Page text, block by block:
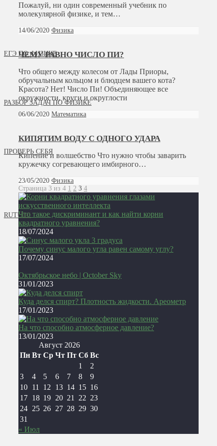
ЕГЭ ПО ФИЗИКЕ
РАЗБОР ЗАДАЧ ПО ФИЗИКЕ
ПРОВЕРЬ СЕБЯ
RUTUBE
Пожалуй, ни один современный учебник по
молекулярной физике, и тем…
14/06/2020 Физика
ЧЕМУ РАВНО ЧИСЛО ПИ?
Что общего между колесом от Лады Приоры,
обручальным кольцом и блюдцем вашего кота?
Красота? Нет! Число Пи! Объединяющее все
окружности, круги и округлости
06/06/2020 Математика
КИПЯТИМ ВОДУ С ОДНОГО УДАРА
Кипение и волшебство Что нужно чтобы заварить
кружечку согревающего имбирного…
23/05/2020 Физика
Страница 3 из 4 1 2 3 4
Что такое дискриминант и как найти корни
квадратного уравнения?
18/07/2024
Почему синус малого угла равен самому углу?
17/07/2024
Октябрьское небо | October Sky
31/01/2023
Куда делся спирт? Плотность жидкости. Ареометр
17/01/2023
На что способно атмосферное давление?
13/01/2023
Август 2026
Пн Вт Ср Чт Пт Сб Вс
1
2
3
4 5 6 7 8
9
10 11 12 13 14 15 16
17 18 19 20 21 22 23
24 25 26 27 28 29 30
31
« Июл